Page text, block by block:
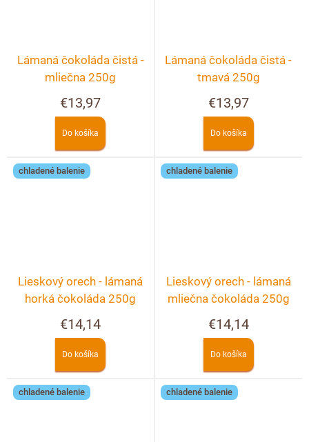
Lámaná čokoláda čistá -
mliečna 250g
€13,97
Do košíka
Lámaná čokoláda čistá -
tmavá 250g
€13,97
Do košíka
chladené balenie
Lieskový orech - lámaná
horká čokoláda 250g
€14,14
Do košíka
chladené balenie
Lieskový orech - lámaná
mliečna čokoláda 250g
€14,14
Do košíka
chladené balenie chladené balenie